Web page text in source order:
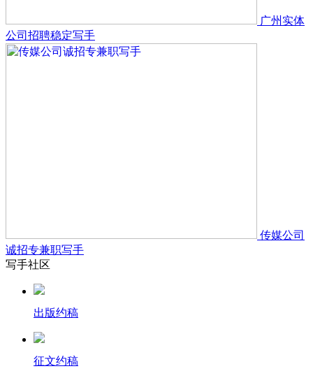
广州实体
公司招聘稳定写手
传媒公司
诚招专兼职写手
写手社区
出版约稿
征文约稿